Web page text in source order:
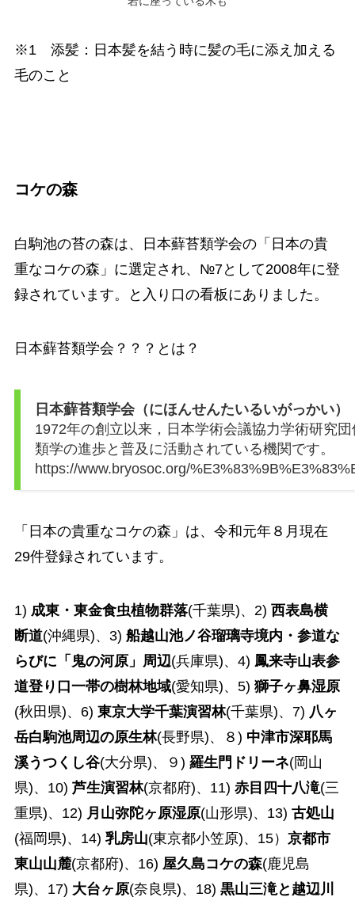
※1 添髪：日本髪を結う時に髪の毛に添え加える
毛のこと
コケの森
白駒池の苔の森は、日本蘚苔類学会の「日本の貴
重なコケの森」に選定され、№7として2008年に登
録されています。と入り口の看板にありました。
日本蘚苔類学会？？？とは？
日本蘚苔類学会（にほんせんたいるいがっかい）
1972年の創立以来，日本学術会議協力学術研究
類学の進歩と普及に活動されている機関です。
https://www.bryosoc.org/
「日本の貴重なコケの森」は、令和元年８月現在
29件登録されています。
1) 成東・東金食虫植物群落(千葉県)、2) 西表島横
断道(沖縄県)、3) 船越山池ノ谷瑠璃寺境内・参道な
らびに「鬼の河原」周辺(兵庫県)、4) 鳳来寺山表参
道登り口一帯の樹林地域(愛知県)、5) 獅子ヶ鼻湿原
(秋田県)、6) 東京大学千葉演習林(千葉県)、7) 八ヶ
岳白駒池周辺の原生林(長野県)、８) 中津市深耶馬
溪うつくし谷(大分県)、９) 羅生門ドリーネ(岡山
県)、10) 芦生演習林(京都府)、11) 赤目四十八滝(三
重県)、12) 月山弥陀ヶ原湿原(山形県)、13) 古処山
(福岡県)、14) 乳房山(東京都小笠原)、15） 京都市
東山山麓(京都府)、16) 屋久島コケの森(鹿児島
県)、17) 大台ヶ原(奈良県)、18) 黒山三滝と越辺川